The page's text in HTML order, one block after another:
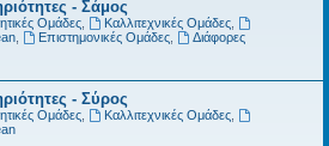
- Σάμος
Ομάδες, Καλλιτεχνικές Ομάδες,
Επιστημονικές Ομάδες,
Διάφορες
- Σύρος
Ομάδες, Καλλιτεχνικές Ομάδες,